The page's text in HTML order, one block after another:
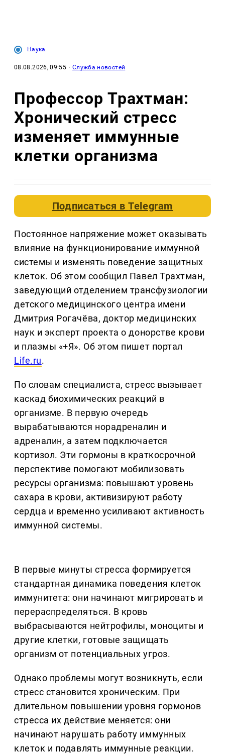
Наука
08.08.2026, 09:55 · Служба новостей
Профессор Трахтман:
Хронический стресс
изменяет иммунные
клетки организма
Подписаться вTelegram
Постоянное напряжение может оказывать
влияние на функционирование иммунной
системы и изменять поведение защитных
клеток. Об этом сообщил Павел Трахтман,
заведующий отделением трансфузиологии
детского медицинского центра имени
Дмитрия Рогачёва, доктор медицинских
наук и эксперт проекта о донорстве крови
и плазмы «+Я». Об этом пишет портал
Life.ru.
По словам специалиста, стресс вызывает
каскад биохимических реакций в
организме. В первую очередь
вырабатываются норадреналин и
адреналин, а затем подключается
кортизол. Эти гормоны в краткосрочной
перспективе помогают мобилизовать
ресурсы организма: повышают уровень
сахара в крови, активизируют работу
сердца и временно усиливают активность
иммунной системы.
В первые минуты стресса формируется
стандартная динамика поведения клеток
иммунитета: они начинают мигрировать и
перераспределяться. В кровь
выбрасываются нейтрофилы, моноциты и
другие клетки, готовые защищать
организм от потенциальных угроз.
Однако проблемы могут возникнуть, если
стресс становится хроническим. При
длительном повышении уровня гормонов
стресса их действие меняется: они
начинают нарушать работу иммунных
клеток и подавлять иммунные реакции.